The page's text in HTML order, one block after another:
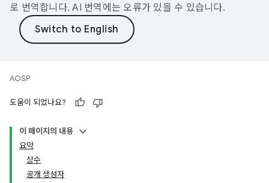
로 번역합니다. AI 번역에는 오류가 있을 수 있습니다.
AOSP
도움이 되었나요?
이 페이지의 내용
요약
상수
공개 생성자